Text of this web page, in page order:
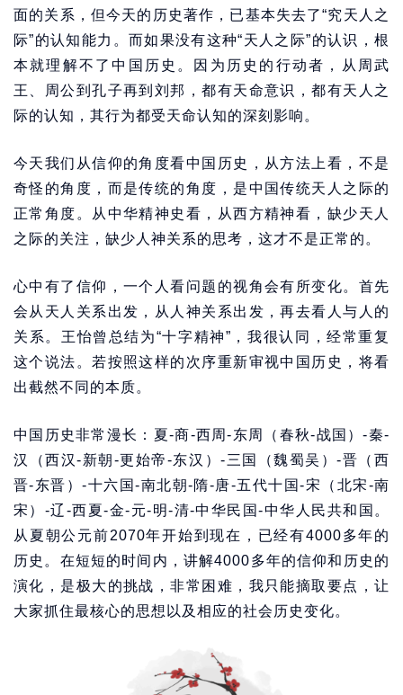
面的关系，但今天的历史著作，已基本失去了“究天人之
际”的认知能力。而如果没有这种“天人之际”的认识，根
本就理解不了中国历史。因为历史的行动者，从周武
王、周公到孔子再到刘邦，都有天命意识，都有天人之
际的认知，其行为都受天命认知的深刻影响。
今天我们从信仰的角度看中国历史，从方法上看，不是
奇怪的角度，而是传统的角度，是中国传统天人之际的
正常角度。从中华精神史看，从西方精神看，缺少天人
之际的关注，缺少人神关系的思考，这才不是正常的。
心中有了信仰，一个人看问题的视角会有所变化。首先
会从天人关系出发，从人神关系出发，再去看人与人的
关系。王怡曾总结为“十字精神”，我很认同，经常重复
这个说法。若按照这样的次序重新审视中国历史，将看
出截然不同的本质。
中国历史非常漫长：夏-商-西周-东周（春秋-战国）-秦-
汉（西汉-新朝-更始帝-东汉）-三国（魏蜀吴）-晋（西
晋-东晋）-十六国-南北朝-隋-唐-五代十国-宋（北宋-南
宋）-辽-西夏-金-元-明-清-中华民国-中华人民共和国。
从夏朝公元前2070年开始到现在，已经有4000多年的
历史。在短短的时间内，讲解4000多年的信仰和历史的
演化，是极大的挑战，非常困难，我只能摘取要点，让
大家抓住最核心的思想以及相应的社会历史变化。